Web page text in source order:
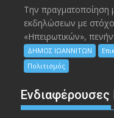
Την πραγματοποίηση
εκδηλώσεων με
«Ηπειρωτικών»,
ΔΗΜΟΣ ΙΩΑΝΝΙΤΩΝ
Πολιτισμός
Ενδιαφέρουσες